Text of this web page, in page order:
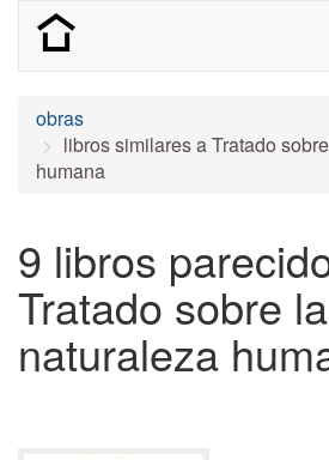
obras
libros similares a Tratado
humana
9 libros
Tratado sobre la
naturaleza